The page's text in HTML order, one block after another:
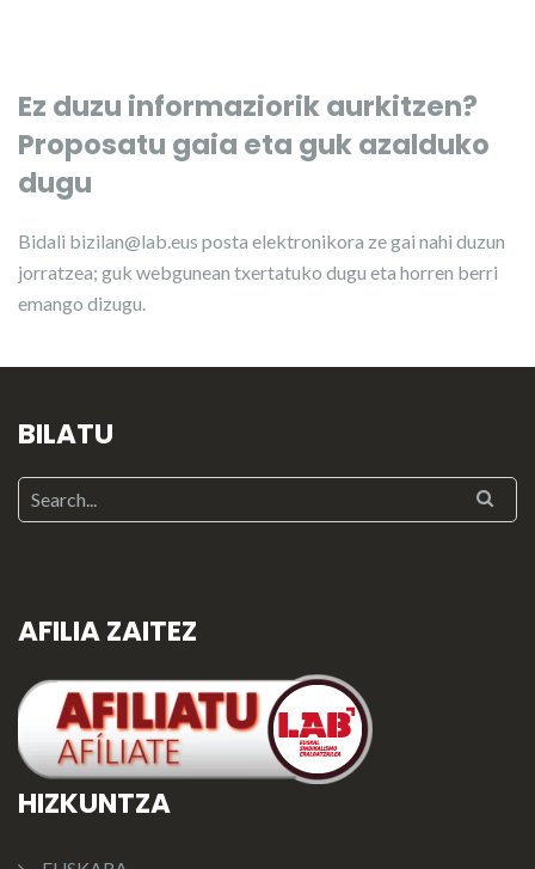
Ez duzu informaziorik aurkitzen?
Proposatu gaia eta guk azalduko
dugu
Bidali bizilan@lab.eus posta elektronikora ze gai nahi duzun
jorratzea; guk webgunean txertatuko dugu eta horren berri
emango dizugu.
BILATU
AFILIA ZAITEZ
HIZKUNTZA